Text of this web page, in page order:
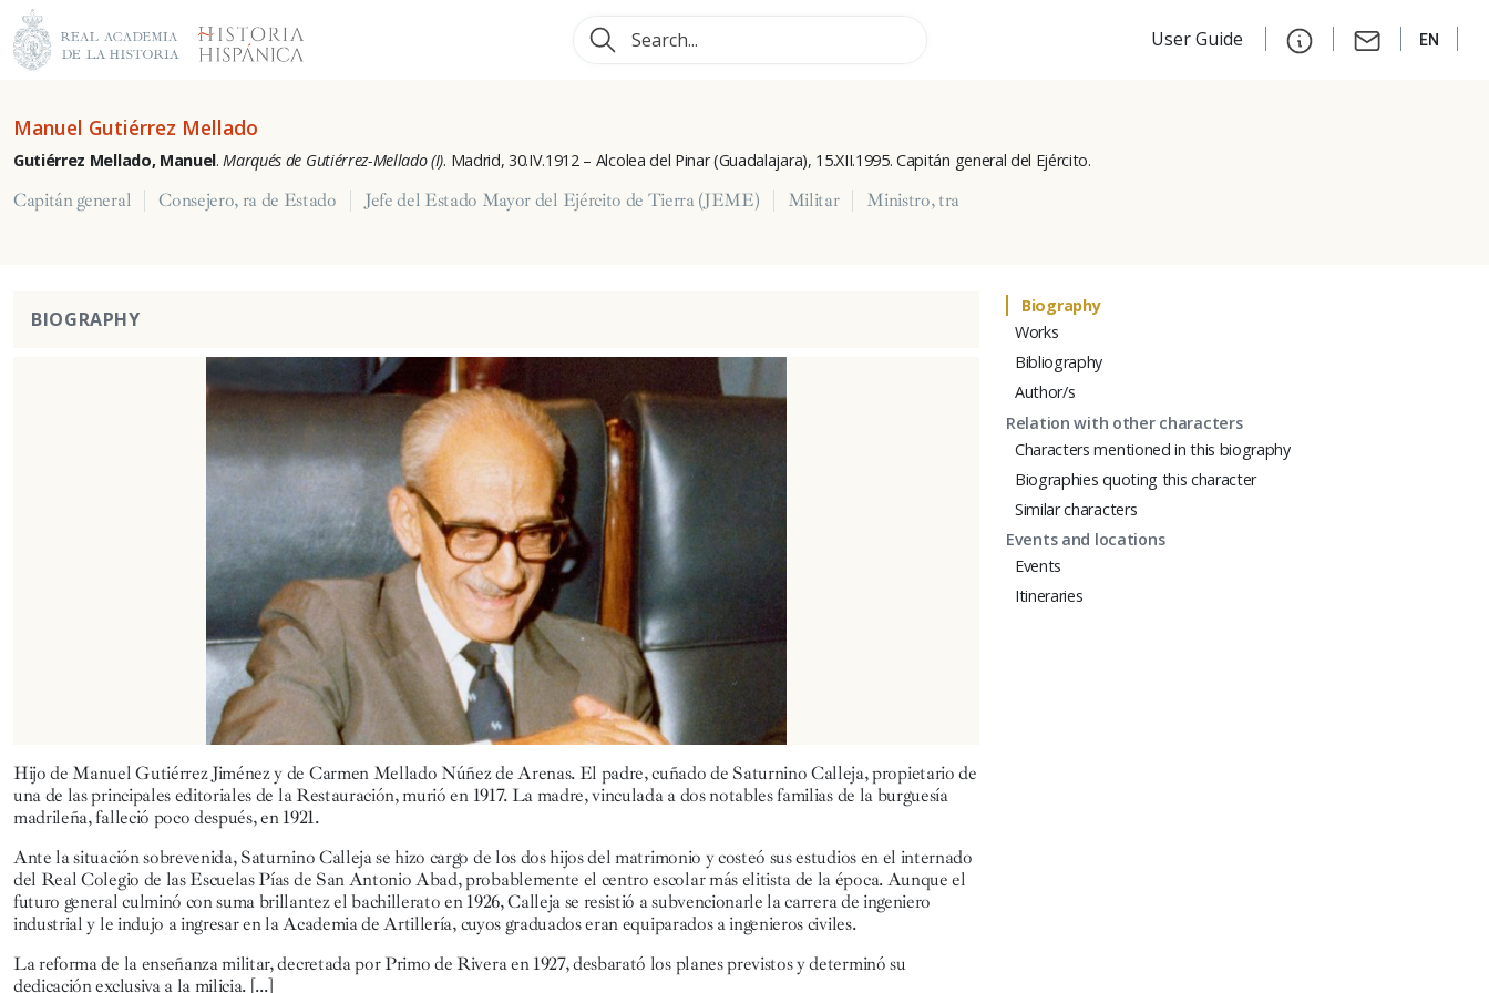
User Guide EN
Manuel Gutiérrez Mellado
Gutiérrez Mellado, Manuel.Marqués de Gutiérrez-Mellado (I). Madrid, 30.IV.1912 – Alcolea del Pinar (Guadalajara), 15.XII.1995. Capitán general del Ejército.
Capitán general Consejero, ra de Estado Jefe del Estado Mayor del Ejército de Tierra (JEME) Militar Ministro, tra
BIOGRAPHY
Hijo de Manuel Gutiérrez Jiménez y de Carmen Mellado Núñez de Arenas. El padre, cuñado de Saturnino Calleja, propietario de
una de las principales editoriales de la Restauración, murió en 1917. La madre, vinculada a dos notables familias de la burguesía
madrileña, falleció poco después, en 1921.
Ante la situación sobrevenida, Saturnino Calleja se hizo cargo de los dos hijos del matrimonio y costeó sus estudios en el internado
del Real Colegio de las Escuelas Pías de San Antonio Abad, probablemente el centro escolar más elitista de la época. Aunque el
futuro general culminó con suma brillantez el bachillerato en 1926, Calleja se resistió a subvencionarle la carrera de ingeniero
industrial y le indujo a ingresar en la Academia de Artillería, cuyos graduados eran equiparados a ingenieros civiles.
La reforma de la enseñanza militar, decretada por Primo de Rivera en 1927, desbarató los planes previstos y determinó su
dedicación exclusiva a la milicia. [...]
Biography
Works
Bibliography
Author/s
Relation with other characters
Characters mentioned in this biography
Biographies quoting this character
Similar characters
Events and locations
Events
Itineraries